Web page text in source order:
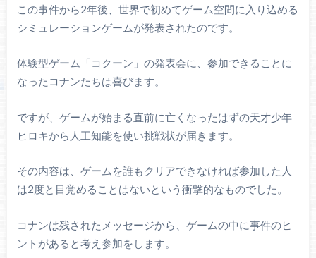
この事件から2年後、世界で初めてゲーム空間に入り込める
シミュレーションゲームが発表されたのです。
体験型ゲーム「コクーン」の発表会に、参加できることに
なったコナンたちは喜びます。
ですが、ゲームが始まる直前に亡くなったはずの天才少年
ヒロキから人工知能を使い挑戦状が届きます。
その内容は、ゲームを誰もクリアできなければ参加した人
は2度と目覚めることはないという衝撃的なものでした。
コナンは残されたメッセージから、ゲームの中に事件のヒ
ントがあると考え参加をします。